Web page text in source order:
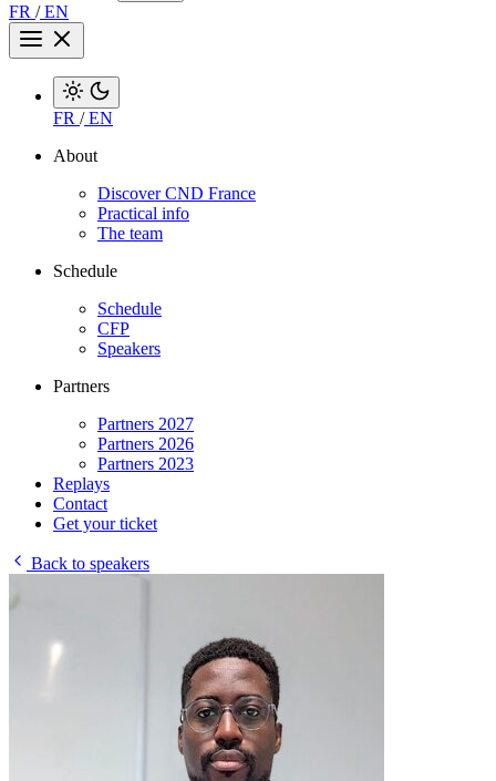
FR /EN
FR /EN
About
Discover CND France
Practical info
The team
Schedule
Schedule
CFP
Speakers
Partners
Partners 2027
Partners 2026
Partners 2023
Replays
Contact
Get your ticket
Back to speakers